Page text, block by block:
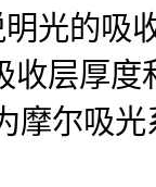
明光的
收层厚
摩尔吸